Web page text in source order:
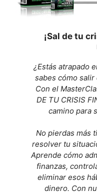
¡Sal de tu
¿Estás atrapado
sabes cómo salir
Con el
DE TU CRISIS
camino para
No pierdas más
resolver tu
Aprende cómo
finanzas,
eliminar esos
dinero. Con